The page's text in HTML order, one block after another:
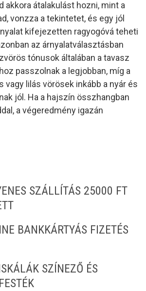
nélkül – ezt pedig az Eurostil
pontosan tudják. Ennek
termékkínálatában ahajszárítóktól
át minden olyan gépet megtalálunk,
valóban páratlan ajánlatokkal
az egész napos használatra
teljesítménnyel bírnak,
akkora átalakulást hozni, mint a
vonzza a tekintetet, és egy jól
kifejezetten ragyogóvá teheti
az árnyalatválasztásban
tónusok általában a tavasz
passzolnak a legjobban, míg a
vagy lilás vörösek inkább a nyár és
jól. Ha a hajszín összhangban
a végeredmény igazán
SZÁLLÍTÁS 25000 FT
BANKKÁRTYÁS FIZETÉS
SZÍNEZŐ ÉS